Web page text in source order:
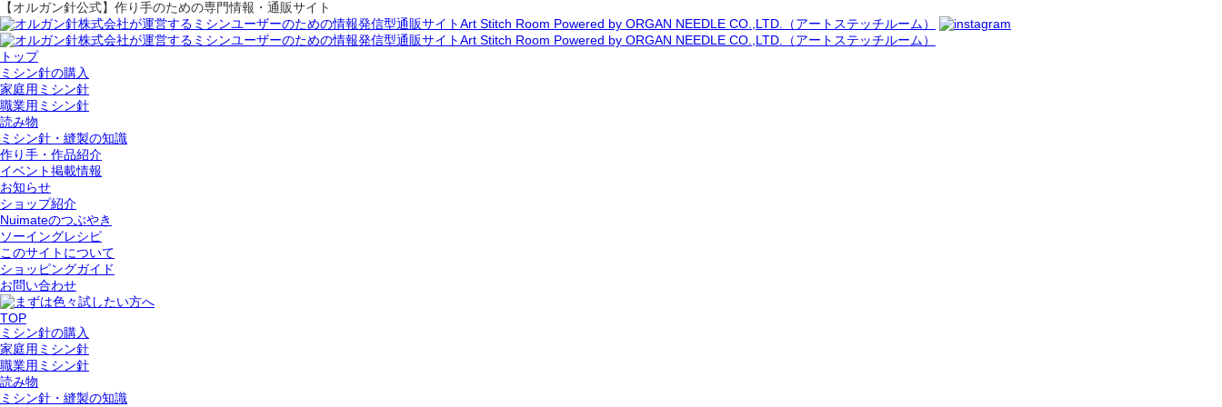
【オルガン針公式】作り手のための専門情報・通販サイト
トップ
ミシン針の購入
家庭用ミシン針
職業用ミシン針
読み物
ミシン針・縫製の知識
作り手・作品紹介
イベント掲載情報
お知らせ
ショップ紹介
Nuimateのつぶやき
ソーイングレシピ
このサイトについて
ショッピングガイド
お問い合わせ
TOP
ミシン針の購入
家庭用ミシン針
職業用ミシン針
読み物
ミシン針・縫製の知識